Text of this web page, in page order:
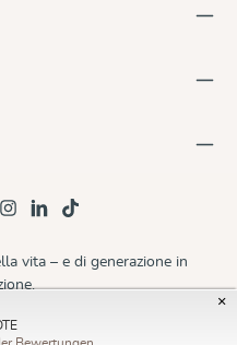
vita – e di generazione in
×